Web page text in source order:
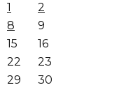
1
2
8
9
15
16
22
23
29
30